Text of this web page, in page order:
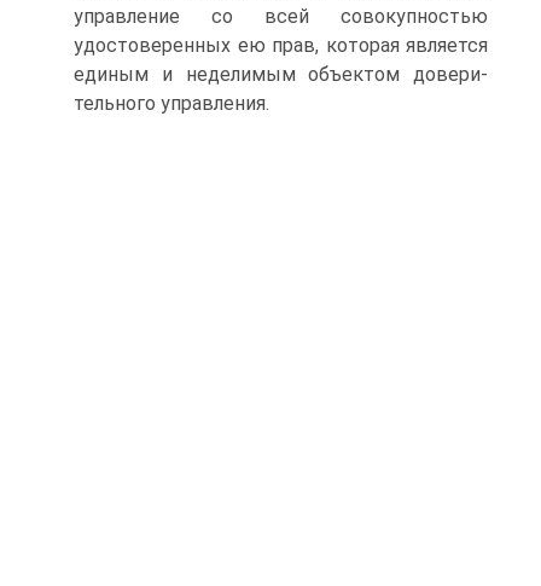
управление со всей совокупностью
удостоверенных ею прав, которая является
единым и неделимым объектом довери­
тельного управления.